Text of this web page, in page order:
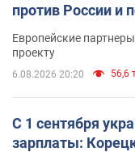
против России и
Европейские
проекту
6.08.2026 20:20 56,6
С 1 сентября
зарплаты: